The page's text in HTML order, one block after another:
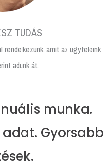
TUDÁS
rendelkezünk, amit az ügyfeleink
adunk át.
munka.
Gyorsabb